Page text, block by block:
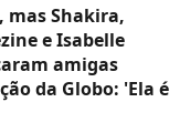
mas Shakira,
e Isabelle
amigas
da Globo: 'Ela é